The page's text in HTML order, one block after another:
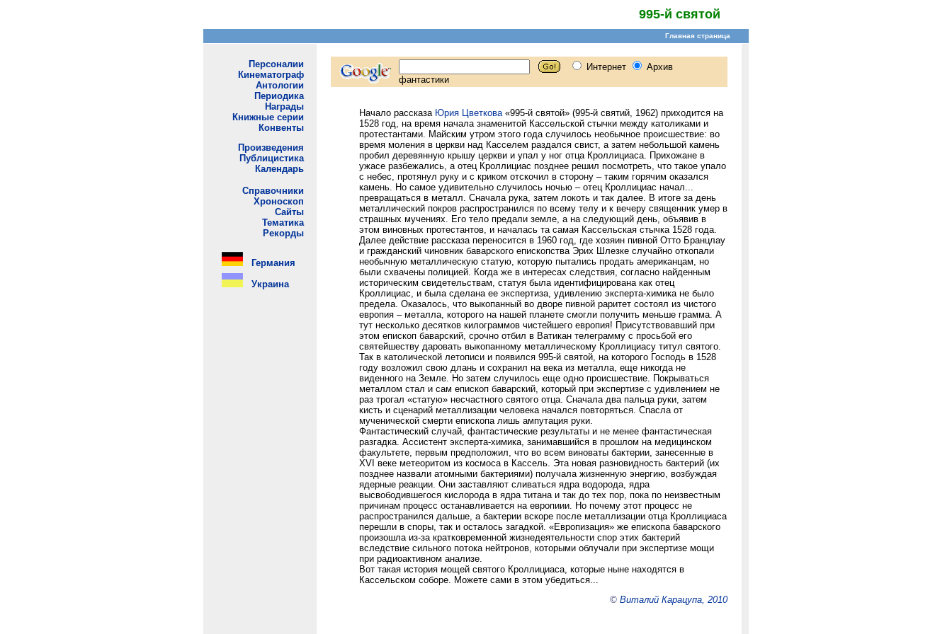
995-й святой
Начало рассказа Юрия Цветкова«995-й святой» (995-й святий, 1962) приходится на
1528 год, на время начала знаменитой Кассельской стычки между католиками и
протестантами. Майским утром этого года случилось необычное происшествие: во
время моления в церкви над Касселем раздался свист, а затем небольшой камень
пробил деревянную крышу церкви и упал у ног отца Кроллициаса. Прихожане в
ужасе разбежались, а отец Кроллициас позднее решил посмотреть, что такое упало
с небес, протянул руку и с криком отскочил в сторону – таким горячим оказался
камень. Но самое удивительно случилось ночью – отец Кроллициас начал...
превращаться в металл. Сначала рука, затем локоть и так далее. В итоге за день
металлический покров распространился по всему телу и к вечеру священник умер в
страшных мучениях. Его тело предали земле, а на следующий день, объявив в
этом виновных протестантов, и началась та самая Кассельская стычка 1528 года.
Далее действие рассказа переносится в 1960 год, где хозяин пивной Отто Бранцлау
и гражданский чиновник баварского епископства Эрих Шлезке случайно откопали
необычную металлическую статую, которую пытались продать американцам, но
были схвачены полицией. Когда же в интересах следствия, согласно найденным
историческим свидетельствам, статуя была идентифицирована как отец
Кроллициас, и была сделана ее экспертиза, удивлению эксперта-химика не было
предела. Оказалось, что выкопанный во дворе пивной раритет состоял из чистого
европия – металла, которого на нашей планете смогли получить меньше грамма. А
тут несколько десятков килограммов чистейшего европия! Присутствовавший при
этом епископ баварский, срочно отбил в Ватикан телеграмму с просьбой его
святейшеству даровать выкопанному металлическому Кроллициасу титул святого.
Так в католической летописи и появился 995-й святой, на которого Господь в 1528
году возложил свою длань и сохранил на века из металла, еще никогда не
виденного на Земле. Но затем случилось еще одно происшествие. Покрываться
металлом стал и сам епископ баварский, который при экспертизе с удивлением не
раз трогал «статую» несчастного святого отца. Сначала два пальца руки, затем
кисть и сценарий металлизации человека начался повторяться. Спасла от
мученической смерти епископа лишь ампутация руки.
Фантастический случай, фантастические результаты и не менее фантастическая
разгадка. Ассистент эксперта-химика, занимавшийся в прошлом на медицинском
факультете, первым предположил, что во всем виноваты бактерии, занесенные в
XVI веке метеоритом из космоса в Кассель. Эта новая разновидность бактерий (их
позднее назвали атомными бактериями) получала жизненную энергию, возбуждая
ядерные реакции. Они заставляют сливаться ядра водорода, ядра
высвободившегося кислорода в ядра титана и так до тех пор, пока по неизвестным
причинам процесс останавливается на европиии. Но почему этот процесс не
распространился дальше, а бактерии вскоре после металлизации отца Кроллициаса
перешли в споры, так и осталось загадкой. «Европизация» же епископа баварского
произошла из-за кратковременной жизнедеятельности спор этих бактерий
вследствие сильного потока нейтронов, которыми облучали при экспертизе мощи
при радиоактивном анализе.
Вот такая история мощей святого Кроллициаса, которые ныне находятся в
Кассельском соборе. Можете сами в этом убедиться...
© Виталий Карацупа, 2010